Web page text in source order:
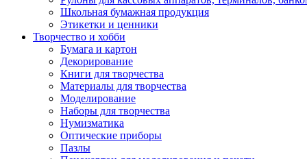
Школьная бумажная продукция
Этикетки и ценники
Творчество и хобби
Бумага и картон
Декорирование
Книги для творчества
Материалы для творчества
Моделирование
Наборы для творчества
Нумизматика
Оптические приборы
Пазлы